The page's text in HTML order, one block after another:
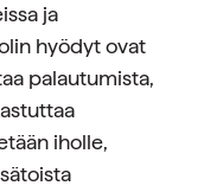
ja
hyödyt ovat
palautumista,
iholle,